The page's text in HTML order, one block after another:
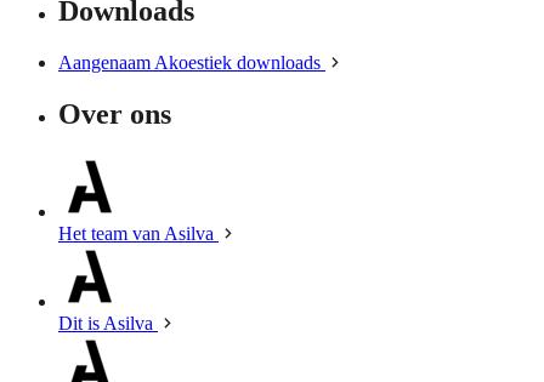
Downloads
Aangenaam Akoestiek downloads
Over ons
Het team van Asilva
Dit is Asilva